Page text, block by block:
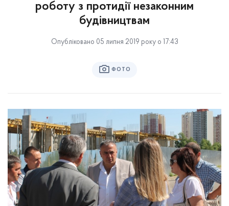
роботу з протидії незаконним
будівництвам
Опубліковано 05 липня 2019 року о 17:43
ФОТО